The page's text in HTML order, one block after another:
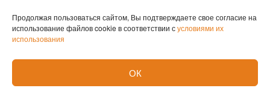
Продолжая пользоваться сайтом, Вы подтверждаете свое согласие на
использование файлов cookie в соответствии сусловиями их
использования
ОК